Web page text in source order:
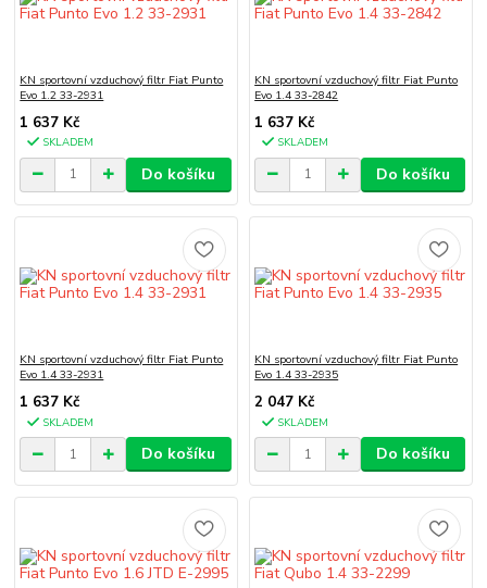
KN sportovní vzduchový filtr Fiat Punto
Evo 1.2 33-2931
1 637 Kč
SKLADEM
Do košíku
KN sportovní vzduchový filtr Fiat Punto
Evo 1.4 33-2842
1 637 Kč
SKLADEM
Do košíku
KN sportovní vzduchový filtr Fiat Punto
Evo 1.4 33-2931
1 637 Kč
SKLADEM
Do košíku
KN sportovní vzduchový filtr Fiat Punto
Evo 1.4 33-2935
2 047 Kč
SKLADEM
Do košíku